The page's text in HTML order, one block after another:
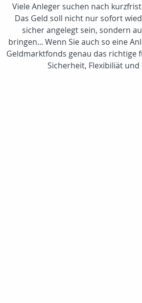
Viele Anleger suchen nach
Das Geld soll nicht nur sofort
sicher angelegt sein, sondern
bringen... Wenn Sie auch so eine
Geldmarktfonds genau das richtige
Sicherheit, Flexibiliät und